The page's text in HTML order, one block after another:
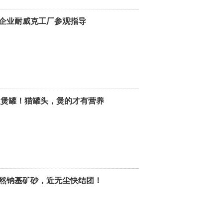
业耐威克工厂参观指导
罐！猫罐头，煲的才有营养
钠基矿砂，近无尘快结团！